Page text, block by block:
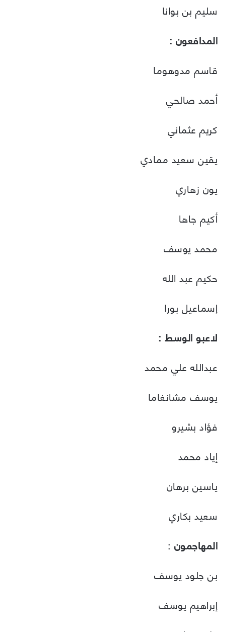
سليم بن بوانا
المدافعون :
قاسم مدوهوما
أحمد صالحي
كريم عثماني
يقين سعيد ممادي
يون زهاري
أكيم جاها
محمد يوسف
حكيم عبد الله
إسماعيل بورا
لاعبو الوسط :
عبدالله علي محمد
يوسف مشانغاما
فؤاد بشيرو
إياد محمد
ياسين برهان
سعيد بكاري
المهاجمون :
بن جلود يوسف
إبراهيم يوسف